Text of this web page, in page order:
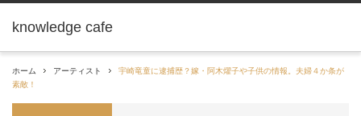
knowledge cafe
ホーム アーティスト
宇崎竜童に逮捕歴？嫁・阿木燿子や子供の情報。夫婦４か条が
素敵！